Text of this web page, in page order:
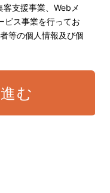
支援事業、Webメ
ビス事業を行ってお
等の個人情報及び個
守致します。 また、
人情報保護マネジメ
の動向、社会的要請
む